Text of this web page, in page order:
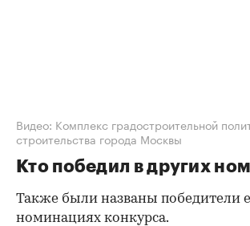
Видео: Комплекс градостроительной
строительства города Москвы
Кто победил в других
Также были названы победители
номинациях конкурса.